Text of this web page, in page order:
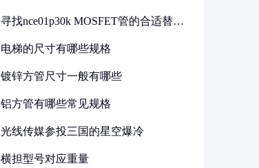
寻找nce01p30k MOSFET管的合适替代
电梯的尺寸有哪些规格
镀锌方管尺寸一般有哪些
铝方管有哪些常见规格
光线传媒参投三国的星空爆冷
横担型号对应重量